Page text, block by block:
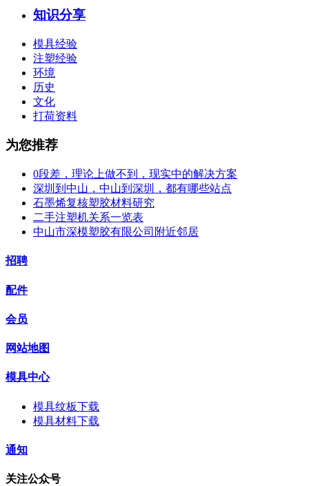
知识分享
模具经验
注塑经验
环境
历史
文化
打荷资料
为您推荐
0段差，理论上做不到，现实中的解决方案
深圳到中山，中山到深圳，都有哪些站点
石墨烯复核塑胶材料研究
二手注塑机关系一览表
中山市深模塑胶有限公司附近邻居
招聘
配件
会员
网站地图
模具中心
模具纹板下载
模具材料下载
通知
关注公众号